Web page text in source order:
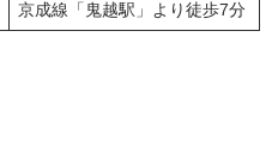
京成線「鬼越駅」より徒歩7分